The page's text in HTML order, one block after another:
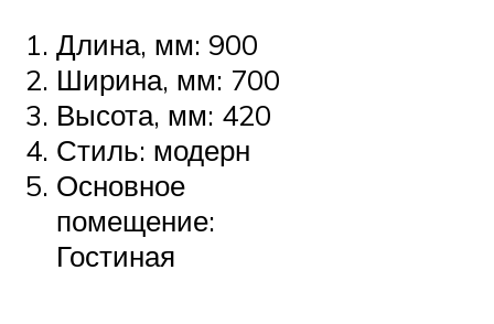
Длина, мм: 900
Ширина, мм: 700
Высота, мм: 420
Стиль: модерн
Основное
помещение:
Гостиная